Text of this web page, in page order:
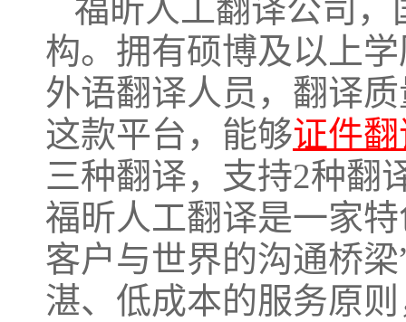
福昕人工翻译公司
构。拥有硕博及以上
外语翻译人员，翻译
这款平台，能够证件
三种翻译，支持2种翻
福昕人工翻译是一家
客户与世界的沟通桥
湛、低成本的服务原